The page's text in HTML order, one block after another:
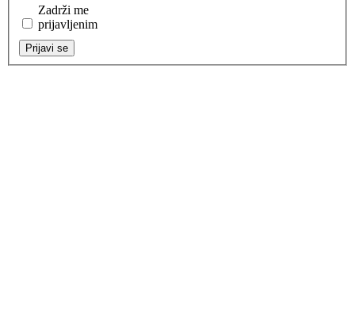
Zadrži me
prijavljenim
Prijavi se